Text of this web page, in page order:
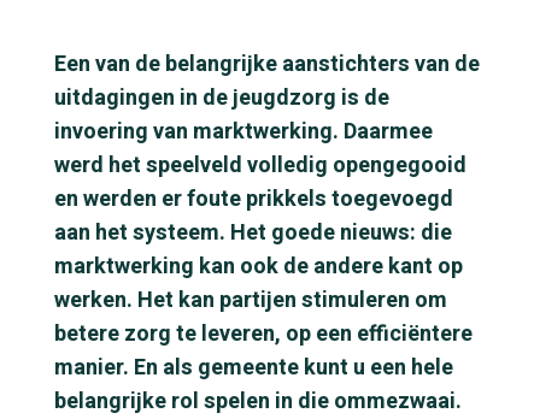
Een van de belangrijke aanstichters van de
uitdagingen in de jeugdzorg is de
invoering van marktwerking. Daarmee
werd het speelveld volledig opengegooid
en werden er foute prikkels toegevoegd
aan het systeem. Het goede nieuws: die
marktwerking kan ook de andere kant op
werken. Het kan partijen stimuleren om
betere zorg te leveren, op een efficiëntere
manier. En als gemeente kunt u een hele
belangrijke rol spelen in die ommezwaai.